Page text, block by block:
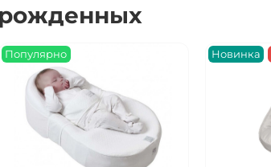
Популярно Новинка